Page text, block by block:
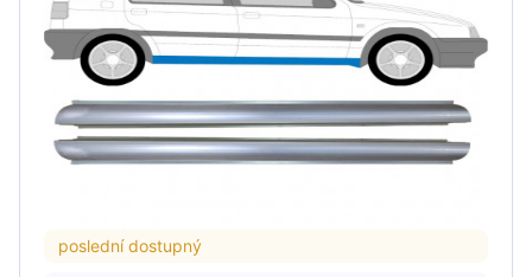
poslední dostupný